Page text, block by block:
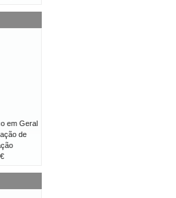
em Geral
de